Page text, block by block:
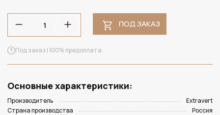
ПОД ЗАКАЗ
Под заказ | 100% предоплата
Основные характеристики:
Производитель
Extravert
Страна производства
Россия